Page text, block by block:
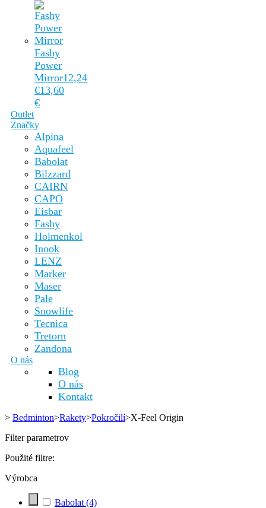
Fashy
Power
Mirror12,24
€13,60
€
Outlet
Značky
Alpina
Aquafeel
Babolat
Bilzzard
CAIRN
CAPO
Eisbar
Fashy
Holmenkol
Inook
LENZ
Marker
Maser
Pale
Snowlife
Tecnica
Tretorn
Zandona
O nás
Blog
O nás
Kontakt
> Bedminton>Rakety>Pokročilí>X-Feel Origin
Filter parametrov
Použité filtre:
Výrobca
Babolat (4)